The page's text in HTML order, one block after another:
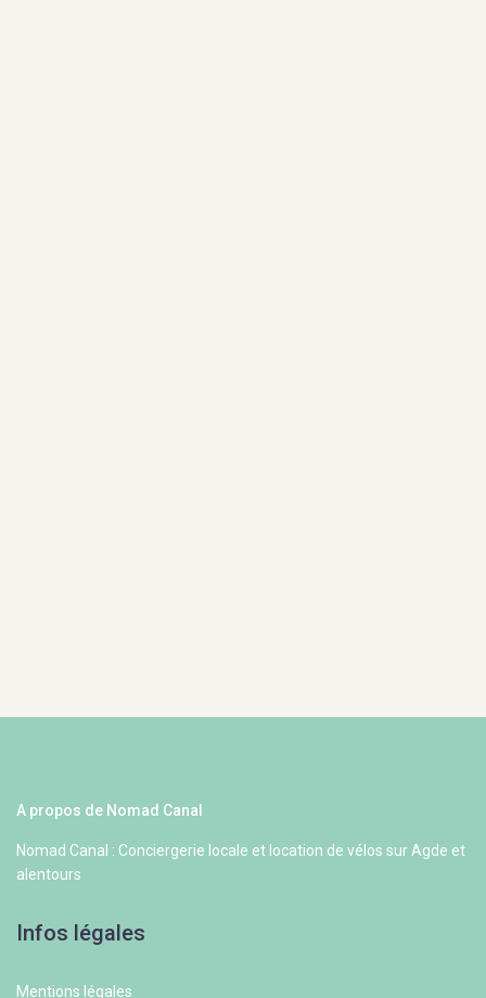
A propos de Nomad Canal
Nomad Canal : Conciergerie locale et location de vélos sur Agde et
alentours
Infos légales
Mentions légales